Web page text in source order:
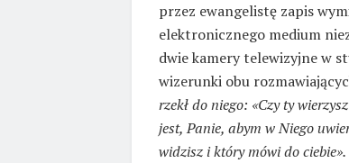
przez ewangelistę zapis
elektronicznego medium
dwie kamery telewizyjne w
wizerunki obu
rzekł do niego: «Czy ty
jest, Panie, abym w Niego
widzisz i który mówi do